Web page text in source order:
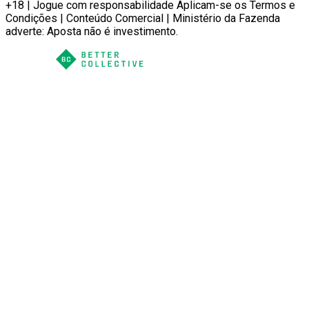
+18 | Jogue com responsabilidade Aplicam-se os Termos e
Condições | Conteúdo Comercial | Ministério da Fazenda
adverte: Aposta não é investimento.